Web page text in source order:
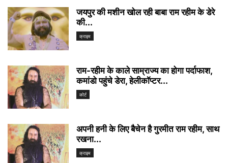
जयपुर की मशीन खोल रही बाबा राम रहीम के डेरे
की...
क्राइम
राम-रहीम के काले साम्राज्य का होगा पर्दाफाश,
कमांडो पहुंचे डेरा, हेलीकॉप्टर...
कोर्ट
अपनी हनी के लिए बैचेन है गुरमीत राम रहीम, साथ
रखना...
क्राइम